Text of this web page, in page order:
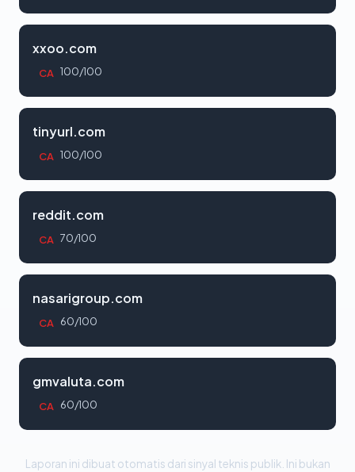
xxoo.com
CA 100/100
tinyurl.com
CA 100/100
reddit.com
CA 70/100
nasarigroup.com
CA 60/100
gmvaluta.com
CA 60/100
Laporan ini dibuat otomatis dari sinyal teknis publik. Ini bukan